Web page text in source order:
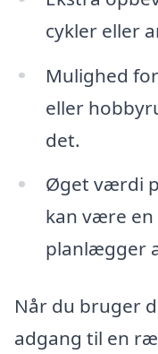
cykler eller
Mulighed
eller
det.
Øget værdi
kan være en
planlægger
Når du bruger
adgang til en